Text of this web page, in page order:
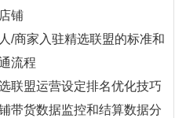
铺
/商家入驻精选联盟的标准和
流程
联盟运营设定排名优化技巧
带货数据监控和结算数据分